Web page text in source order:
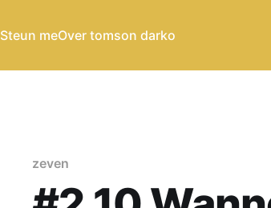
Steun meOver tomson darko
zeven